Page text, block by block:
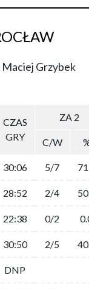
Grzybek
CZAS
GRY
ZA 2
C/W
30:06 5/7
28:52 2/4
22:38 0/2
30:50 2/5
DNP
CZAS
GRY
ZA 2
C/W
30:06 5/7
28:52 2/4
22:38 0/2
30:50 2/5
DNP